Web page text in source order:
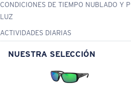
CONDICIONES DE TIEMPO NUBLADO Y
LUZ
ACTIVIDADES DIARIAS
NUESTRA SELECCIÓN